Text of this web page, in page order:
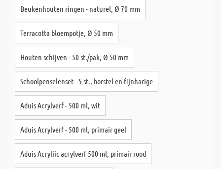
Beukenhouten ringen - naturel, Ø 70 mm
Terracotta bloempotje, Ø 50 mm
Houten schijven - 50 st./pak, Ø 50 mm
Schoolpenselenset - 5 st., borstel en fijnharige
Aduis Acrylverf - 500 ml, wit
Aduis Acrylverf - 500 ml, primair geel
Aduis Acryliic acrylverf 500 ml, primair rood